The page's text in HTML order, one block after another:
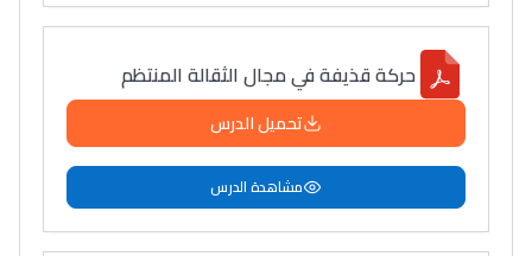
حركة قذيفة في مجال الثقالة المنتظم
تحميل الدرس
مشاهدة الدرس